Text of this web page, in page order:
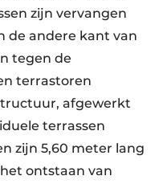
zijn vervangen
de andere kant van
tegen de
terrastoren
afgewerkt
terrassen
zijn 5,60 meter lang
ontstaan van